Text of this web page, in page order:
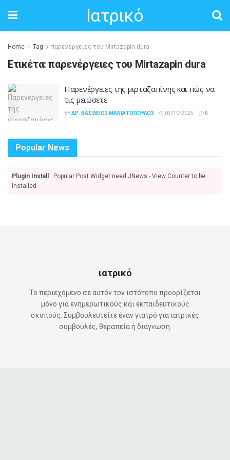
Ιατρικό
Home Tag παρενέργειες του Mirtazapin dura
Ετικέτα:παρενέργειες του Mirtazapin dura
Παρενέργειες της μιρταζαπίνης και πώς να
τις μειώσετε
BYΔΡ. ΒΑΣΊΛΕΙΟΣ ΜΑΝΙΑΤΌΠΟΥΛΟΣ 03/10/2025 0
Popular News
Plugin Install
: Popular Post Widget need JNews - View Counter to be
installed
ιατρικό
Το περιεχόμενο σε αυτόν τον ιστότοπο προορίζεται
μόνο για ενημερωτικούς και εκπαιδευτικούς
σκοπούς. Συμβουλευτείτε έναν γιατρό για ιατρικές
συμβουλές, θεραπεία ή διάγνωση.